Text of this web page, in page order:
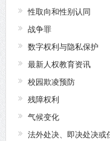
性取向和性别认同
战争罪
数字权利与隐私保护
最新人权教育资讯
校园欺凌预防
残障权利
气候变化
法外处决、即决处决或